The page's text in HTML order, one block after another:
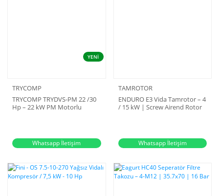
YENİ
TRYCOMP
TRYCOMP TRYDVS-PM 22 /30
Hp – 22 kW PM Motorlu
Whatsapp İletişim
TAMROTOR
ENDURO E3 Vida Tamrotor – 4
/ 15 kW | Screw Airend Rotor
Whatsapp İletişim